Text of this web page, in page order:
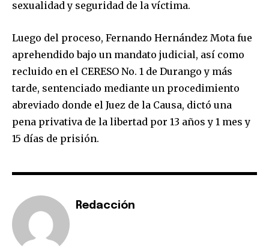
sexualidad y seguridad de la víctima.
Luego del proceso, Fernando Hernández Mota fue
aprehendido bajo un mandato judicial, así como
recluido en el CERESO No. 1 de Durango y más
tarde, sentenciado mediante un procedimiento
abreviado donde el Juez de la Causa, dictó una
pena privativa de la libertad por 13 años y 1 mes y
15 días de prisión.
Redacción